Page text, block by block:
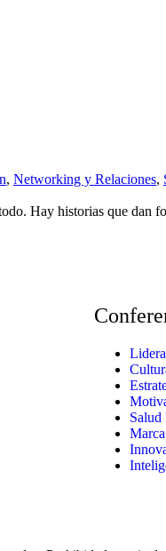
, Networking y Relaciones,
Hay historias que
Salud